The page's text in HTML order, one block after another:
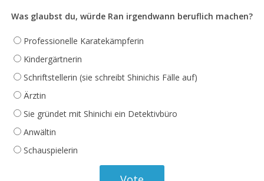
Was glaubst du, würde Ran irgendwann beruflich machen?
Professionelle Karatekämpferin
Kindergärtnerin
Schriftstellerin (sie schreibt Shinichis Fälle auf)
Ärztin
Sie gründet mit Shinichi ein Detektivbüro
Anwältin
Schauspielerin